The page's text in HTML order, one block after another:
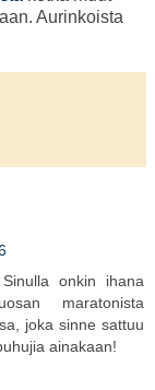
Aurinkoista
onkin ihana
maratonista
joka sinne sattuu
ainakaan!